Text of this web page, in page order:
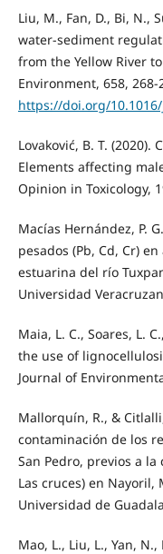
Liu, M., Fan, D., Bi, N.,
water-sediment
from the Yellow River
Environment, 658, 268-
https://doi.org/
Lovaković, B. T.
Elements affecting
Opinion in Toxicology,
Macías Hernández, P.
pesados (Pb, Cd, Cr)
estuarina del río
Universidad
Maia, L. C., Soares, L.
the use of
Journal of
Mallorquín, R., &
contaminación de los
San Pedro, previos a
Las cruces) en Nayoril,
Universidad de
Mao, L., Liu, L., Yan, N.,